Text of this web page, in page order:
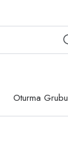
Oturma Grubu